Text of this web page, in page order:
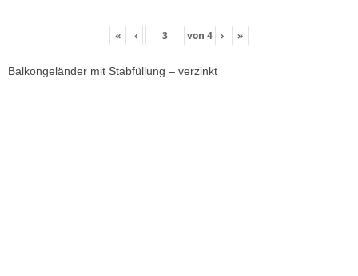
« ‹ von 4 › »
Balkongeländer mit Stabfüllung – verzinkt